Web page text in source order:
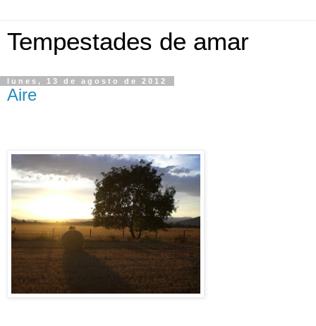
Tempestades de amar
lunes, 13 de agosto de 2012
Aire